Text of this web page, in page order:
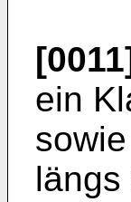
ein